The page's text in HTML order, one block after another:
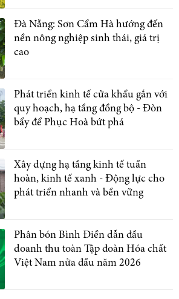
Đà Nẵng: Sơn Cẩm Hà hướng đến
nền nông nghiệp sinh thái, giá trị
cao
Phát triển kinh tế cửa khẩu gắn với
quy hoạch, hạ tầng đồng bộ - Đòn
bẩy để Phục Hoà bứt phá
Xây dựng hạ tầng kinh tế tuần
hoàn, kinh tế xanh - Động lực cho
phát triển nhanh và bền vững
Phân bón Bình Điền dẫn đầu
doanh thu toàn Tập đoàn Hóa chất
Việt Nam nửa đầu năm 2026